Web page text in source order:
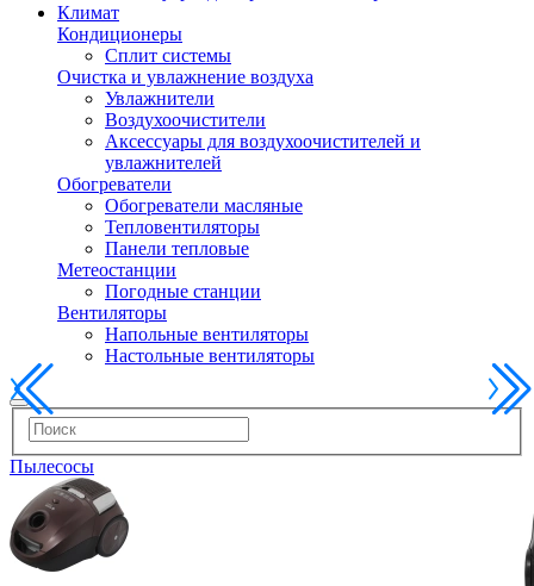
Климат
Кондиционеры
Сплит системы
Очистка и увлажнение воздуха
Увлажнители
Воздухоочистители
Аксессуары для воздухоочистителей и
увлажнителей
Обогреватели
Обогреватели масляные
Тепловентиляторы
Панели тепловые
Метеостанции
Погодные станции
Вентиляторы
Напольные вентиляторы
Настольные вентиляторы
Пылесосы